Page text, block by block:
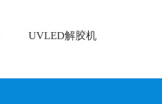
UVLED解胶机